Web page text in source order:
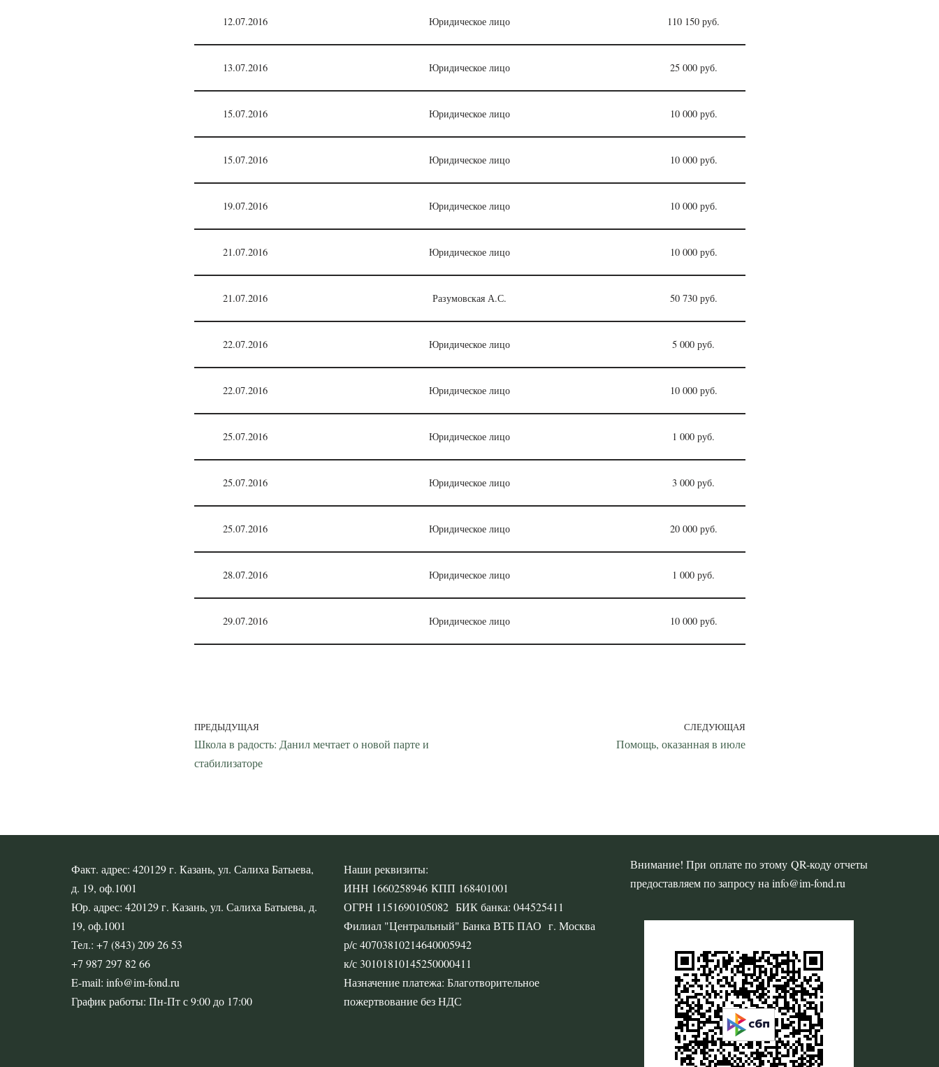
12.07.2016 Юридическое лицо 110 150 руб.
13.07.2016 Юридическое лицо 25 000 руб.
15.07.2016 Юридическое лицо 10 000 руб.
15.07.2016 Юридическое лицо 10 000 руб.
19.07.2016 Юридическое лицо 10 000 руб.
21.07.2016 Юридическое лицо 10 000 руб.
21.07.2016 Разумовская А.С. 50 730 руб.
22.07.2016 Юридическое лицо 5 000 руб.
22.07.2016 Юридическое лицо 10 000 руб.
25.07.2016 Юридическое лицо 1 000 руб.
25.07.2016 Юридическое лицо 3 000 руб.
25.07.2016 Юридическое лицо 20 000 руб.
28.07.2016 Юридическое лицо 1 000 руб.
29.07.2016 Юридическое лицо 10 000 руб.
ПРЕДЫДУЩАЯ
Школа в радость: Данил мечтает о новой парте и
стабилизаторе
СЛЕДУЮЩАЯ
Помощь, оказанная в июле
Факт. адрес: 420129 г. Казань, ул. Салиха Батыева,
д. 19, оф.1001
Юр. адрес: 420129 г. Казань, ул. Салиха Батыева, д.
19, оф.1001
Тел.: +7 (843) 209 26 53
+7 987 297 82 66
E-mail: info@im-fond.ru
График работы: Пн-Пт с 9:00 до 17:00
Наши реквизиты:
ИНН 1660258946 КПП 168401001
ОГРН 1151690105082 БИК банка: 044525411
Филиал "Центральный" Банка ВТБ ПАО г. Москва
р/с 40703810214640005942
к/с 30101810145250000411
Назначение платежа: Благотворительное
пожертвование без НДС
Внимание! При оплате по этому QR-коду отчеты
предоставляем по запросу на info@im-fond.ru